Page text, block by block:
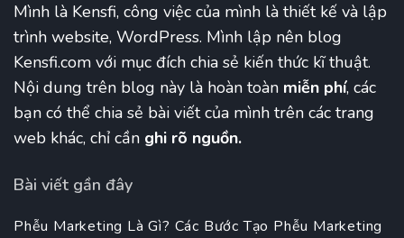
Mình là Kensfi, công việc của mình là thiết kế và lập
trình website, WordPress. Mình lập nên blog
Kensfi.com với mục đích chia sẻ kiến thức kĩ thuật.
Nội dung trên blog này là hoàn toàn miễn phí, các
bạn có thể chia sẻ bài viết của mình trên các trang
web khác, chỉ cần ghi rõ nguồn.
Bài viết gần đây
Phễu Marketing Là Gì? Các Bước Tạo Phễu Marketing